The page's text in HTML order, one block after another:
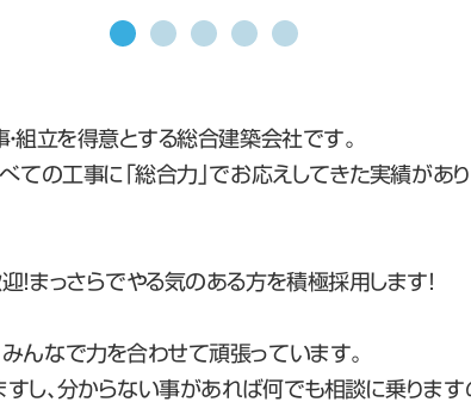
・組立を得意とする総合建築会社です。
ての工事に「総合力」でお応えしてきた実績があり
まっさらでやる気のある方を積極採用します！
んなで力を合わせて頑張っています。
し、分からない事があれば何でも相談に乗ります